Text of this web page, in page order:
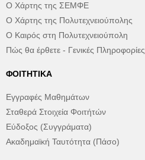
Ο Χάρτης της ΣΕΜΦΕ
Ο Χάρτης της Πολυτεχνειούπολης
Ο Καιρός στη Πολυτεχνειούπολη
Πώς θα έρθετε - Γενικές Πληροφορίες
ΦΟΙΤΗΤΙΚΆ
Εγγραφές Μαθημάτων
Σταθερά Στοιχεία Φοιτήτών
Εύδοξος (Συγγράματα)
Ακαδημαϊκή Ταυτότητα (Πάσο)